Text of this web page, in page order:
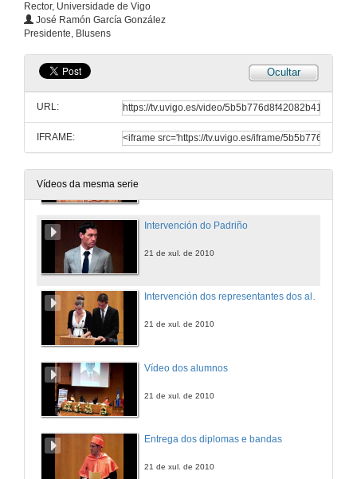
Rector, Universidade de Vigo
José Ramón García González
Presidente, Blusens
Ocultar
URL:
IFRAME:
Vídeos da mesma serie
Inauguración do acto
Mostra de música e baile galego
Intervención Decano Facultade de Ciencias Económicas e Empresariais de Vigo
21 de xul. de 2010
Intervención Decano do Colexio de Economistas de Pontevedra
Intervención do Padriño
21 de xul. de 2010
Intervención dos representantes dos alumnos
21 de xul. de 2010
Vídeo dos alumnos
21 de xul. de 2010
Entrega dos diplomas e bandas
21 de xul. de 2010